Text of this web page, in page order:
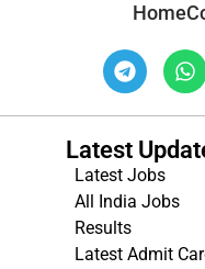
Home
Latest
Latest Jobs
All India Jobs
Results
Latest Admit